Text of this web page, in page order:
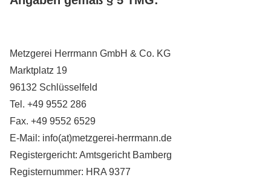
Metzgerei Herrmann GmbH & Co. KG
Marktplatz 19
96132 Schlüsselfeld
Tel. +49 9552 286
Fax. +49 9552 6529
E-Mail: info(at)metzgerei-herrmann.de
Registergericht: Amtsgericht Bamberg
Registernummer: HRA 9377